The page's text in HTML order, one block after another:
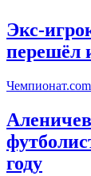
Экс-
перешёл
Чемпионат.com
году